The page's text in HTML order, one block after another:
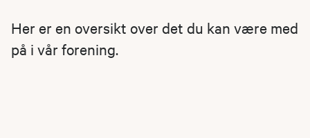
Her er en oversikt over det du kan være med
på i vår forening.